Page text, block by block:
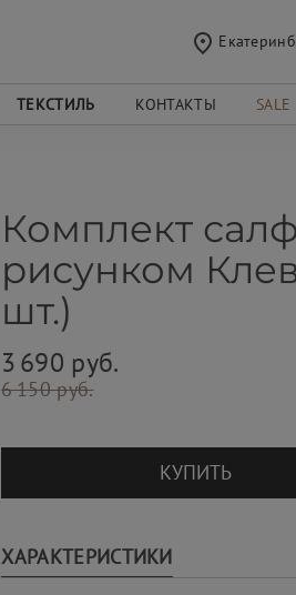
ТЕКСТИЛЬ КОНТАКТЫ SALE
Комплект
рисунком
шт.)
3 690 руб.
6 150 руб.
КУПИТЬ
ХАРАКТЕРИСТИКИ